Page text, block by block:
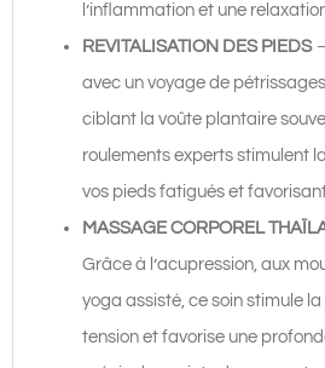
l’inflammation et une
REVITALISATION DES PIEDS
avec un voyage de
ciblant la voûte plantaire
roulements experts stimulent
vos pieds fatigués et
MASSAGE CORPOREL
Grâce à l’acupression, aux
yoga assisté, ce soin stimule
tension et favorise une